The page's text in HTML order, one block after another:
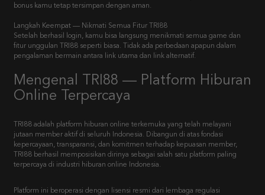
bonus kamu tetap tersimpan dengan aman.
Langkah Keempat — Nikmati Semua Fitur TRI88
Setelah berhasil login, kamu bisa langsung menikmati semua game dan
fitur unggulan TRI88 seperti biasa. Tidak ada perbedaan apapun dalam
pengalaman bermain antara link utama dan link alternatif.
Mengenal TRI88 — Platform Hiburan
Online Terpercaya
TRI88 adalah platform hiburan online terkemuka yang telah melayani
jutaan member aktif di seluruh Indonesia. Dibangun di atas fondasi
kepercayaan, transparansi, dan komitmen terhadap kepuasan member,
TRI88 berhasil memposisikan dirinya sebagai salah satu platform paling
terpercaya di industri hiburan online Indonesia.
Platform ini beroperasi dengan lisensi resmi dari lembaga regulasi